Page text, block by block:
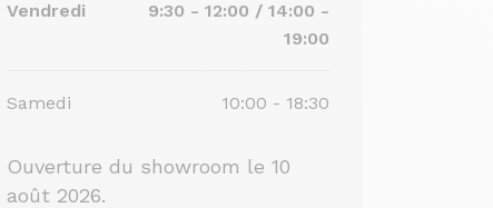
Vendredi
9:30 - 12:00 / 14:00 -
19:00
Samedi 10:00 - 18:30
Ouverture du showroom le 10
août 2026.